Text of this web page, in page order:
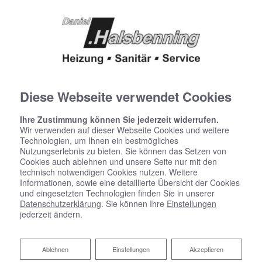
Barrierefreiheitserklärung
Daniel Halsbenning Heizung – Sanitär – Service
bemüht sich, ihre Website im Einklang mit dem
Barrierefreiheitsstärkungsgesetz (BFSG) sowie der EU-
Norm EN 301 549 barrierefrei zugänglich zu machen.
Diese Erklärung zur Barrierefreiheit gilt für: https://daniel-
Diese Webseite verwendet Cookies
Ihre Zustimmung können Sie jederzeit widerrufen.
Wir verwenden auf dieser Webseite Cookies und weitere
Technologien, um Ihnen ein bestmögliches
Nutzungserlebnis zu bieten. Sie können das Setzen von
Cookies auch ablehnen und unsere Seite nur mit den
technisch notwendigen Cookies nutzen. Weitere
Informationen, sowie eine detaillierte Übersicht der Cookies
und eingesetzten Technologien finden Sie in unserer
Datenschutzerklärung. Sie können Ihre Einstellungen
jederzeit ändern.
Akzeptieren
Einstellungen
Ablehnen
Ablehnen